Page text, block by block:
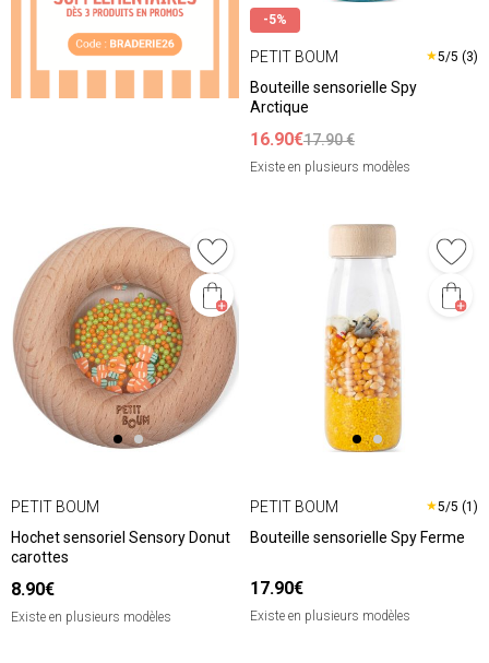
-5%
PETIT BOUM ★5/5 (3)
Bouteille sensorielle Spy
Arctique
16.90€17.90 €
Existe en plusieurs modèles
PETIT BOUM
Hochet sensoriel Sensory Donut
carottes
8.90€
Existe en plusieurs modèles
PETIT BOUM ★5/5 (1)
Bouteille sensorielle Spy Ferme
17.90€
Existe en plusieurs modèles